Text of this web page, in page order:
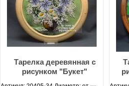
Тарелка деревянная с
рисунком "Букет"